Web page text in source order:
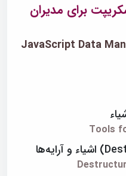
برای مدیران
JavaScript Data
Tools